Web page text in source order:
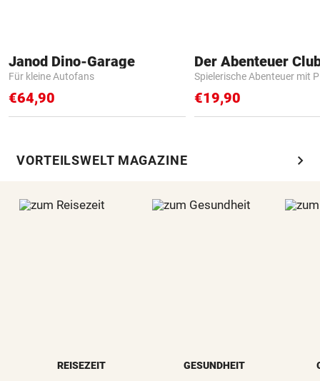
Janod Dino-Garage
Für kleine Autofans
€64,90
Der Abenteuer
Spielerische Abenteuer mit
€19,90
VORTEILSWELT MAGAZINE chevron_right
REISEZEIT GESUNDHEIT